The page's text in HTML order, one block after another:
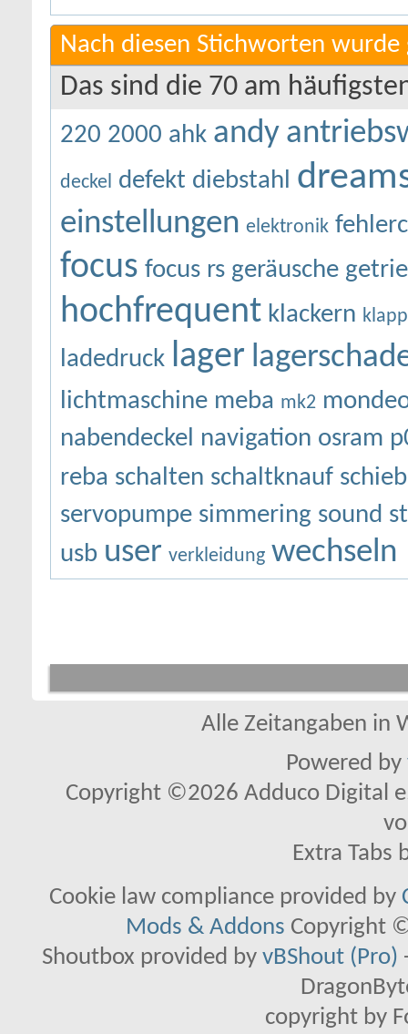
Nach diesen Stichworten wurde
Das sind die 70 am
220 2000 ahk andy
deckel defekt diebstahl
einstellungen elektronik
focus focus rs geräusche
hochfrequent klackern
ladedruck lager
lichtmaschine meba mk2
nabendeckel navigation osram
reba schalten schaltknauf
servopumpe simmering sound
usb user verkleidung wechseln
Alle Zeitangaben in
Powered by
Copyright ©2026 Adduco Digital
Extra Tabs
Cookie law compliance provided by
Mods & Addons Copyright
Shoutbox provided by vBShout (Pro)
copyright by